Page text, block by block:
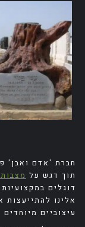
חברת 'אדם ואבן'
תוך דגש על
דוגלים
אלינו
עיצוביים